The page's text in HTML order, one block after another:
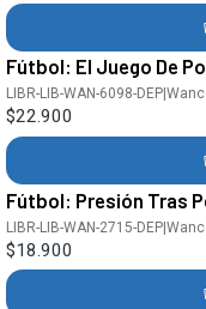
Fútbol: El Juego De
LIBR-LIB-WAN-6098-DEP |
$22.900
Fútbol: Presión Tras
LIBR-LIB-WAN-2715-DEP|
$18.900